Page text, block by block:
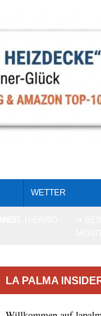
WETTER
LA PALMA